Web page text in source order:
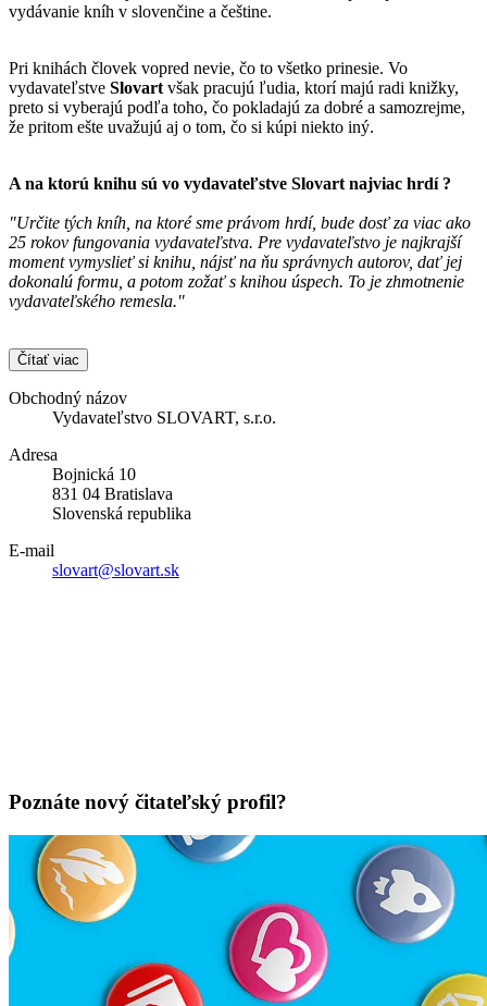
vydávanie kníh v slovenčine a češtine.
Pri knihách človek vopred nevie, čo to všetko prinesie. Vo
vydavateľstve Slovart však pracujú ľudia, ktorí majú radi knižky,
preto si vyberajú podľa toho, čo pokladajú za dobré a samozrejme,
že pritom ešte uvažujú aj o tom, čo si kúpi niekto iný.
A na ktorú knihu sú vo vydavateľstve Slovart najviac hrdí ?
"Určite tých kníh, na ktoré sme právom hrdí, bude dosť za viac ako
25 rokov fungovania vydavateľstva. Pre vydavateľstvo je najkrajší
moment vymyslieť si knihu, nájsť na ňu správnych autorov, dať jej
dokonalú formu, a potom zožať s knihou úspech. To je zhmotnenie
vydavateľského remesla."
Čítať viac
Obchodný názov
Vydavateľstvo SLOVART, s.r.o.
Adresa
Bojnická 10
831 04 Bratislava
Slovenská republika
E-mail
slovart@slovart.sk
Poznáte nový čitateľský profil?